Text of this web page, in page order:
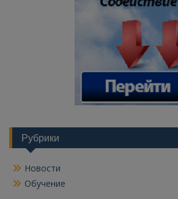
Рубрики
Новости
Обучение